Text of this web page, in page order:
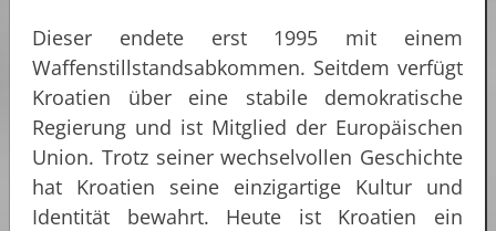
Dieser endete erst 1995 mit einem
Waffenstillstandsabkommen. Seitdem verfügt
Kroatien über eine stabile demokratische
Regierung und ist Mitglied der Europäischen
Union. Trotz seiner wechselvollen Geschichte
hat Kroatien seine einzigartige Kultur und
Identität bewahrt. Heute ist Kroatien ein